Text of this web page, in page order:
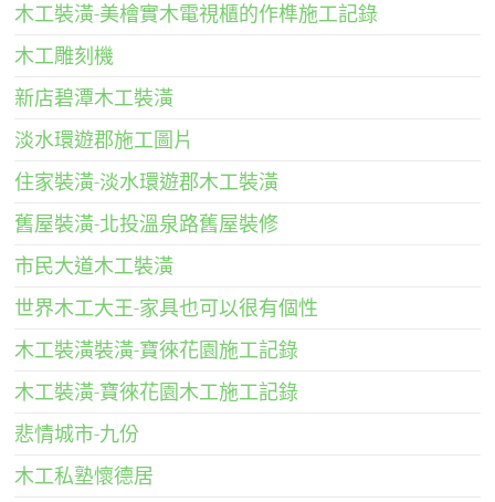
木工裝潢-美檜實木電視櫃的作榫施工記錄
木工雕刻機
新店碧潭木工裝潢
淡水環遊郡施工圖片
住家裝潢-淡水環遊郡木工裝潢
舊屋裝潢-北投溫泉路舊屋裝修
市民大道木工裝潢
世界木工大王-家具也可以很有個性
木工裝潢裝潢-寶徠花園施工記錄
木工裝潢-寶徠花園木工施工記錄
悲情城市-九份
木工私塾懷德居